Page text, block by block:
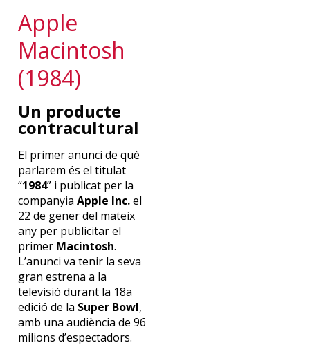
Apple
Macintosh
(1984)
Un producte
contracultural
El primer anunci de què
parlarem és el titulat
“1984” i publicat per la
companyiaApple Inc.el
22 de gener del mateix
any per publicitar el
primer Macintosh.
L’anunci va tenir la seva
gran estrena a la
televisió durant la 18a
edició de la Super Bowl,
amb una audiència de 96
milions d’espectadors.